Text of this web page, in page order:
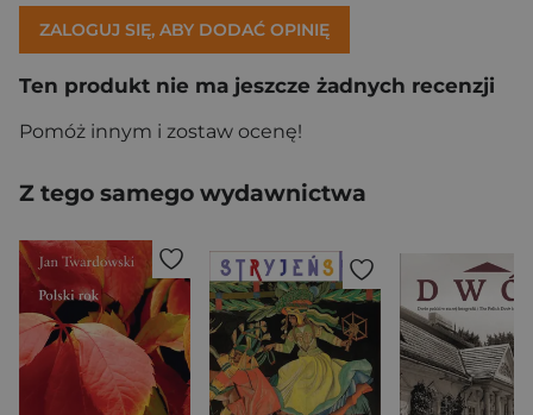
ZALOGUJ SIĘ, ABY DODAĆ OPINIĘ
Ten produkt nie ma jeszcze żadnych recenzji
Pomóż innym i zostaw ocenę!
Z tego samego wydawnictwa